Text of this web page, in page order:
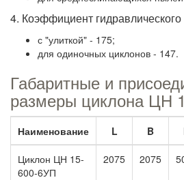
4. Коэффициент
с "улиткой" - 175;
для одиночных циклонов - 147.
Габаритные и
размеры циклона ЦН
Наименование L B
Циклон ЦН 15-
600-6УП
2075 2075